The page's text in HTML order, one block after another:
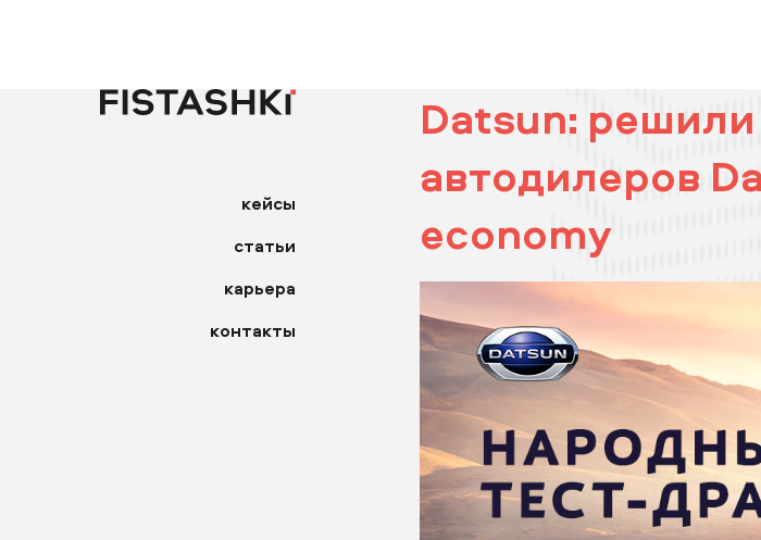
кейсы
статьи
карьера
контакты
Datsun:
автодилеров
economy